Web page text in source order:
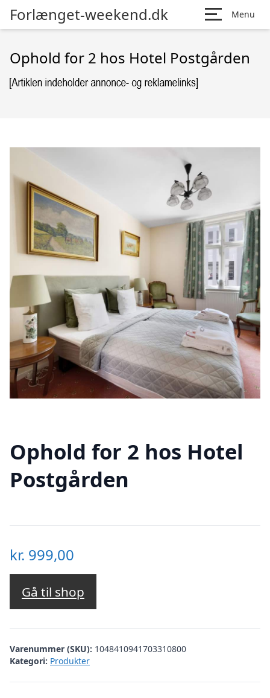
Forlænget-weekend.dk Menu
Ophold for 2 hos Hotel Postgården
Ophold for 2 hos Hotel
Postgården
kr. 999,00
Gå til shop
Varenummer (SKU): 1048410941703310800
Kategori: Produkter